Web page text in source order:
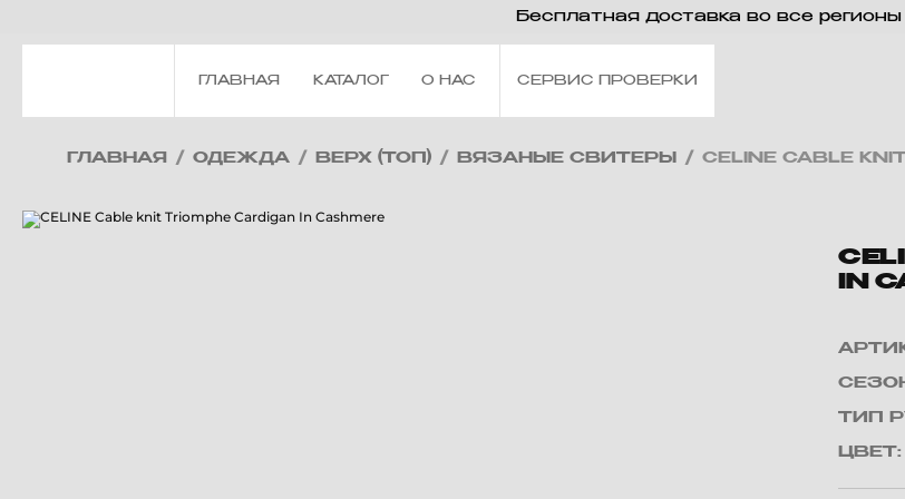
Бесплатная доставка во все
ГЛАВНАЯ КАТАЛОГ О НАС СЕРВИС ПРОВЕРКИ
ГЛАВНАЯ / ОДЕЖДА / ВЕРХ (ТОП) / ВЯЗАНЫЕ СВИТЕРЫ / CELINE CABLE
IN
ТИП
ЦВЕТ: